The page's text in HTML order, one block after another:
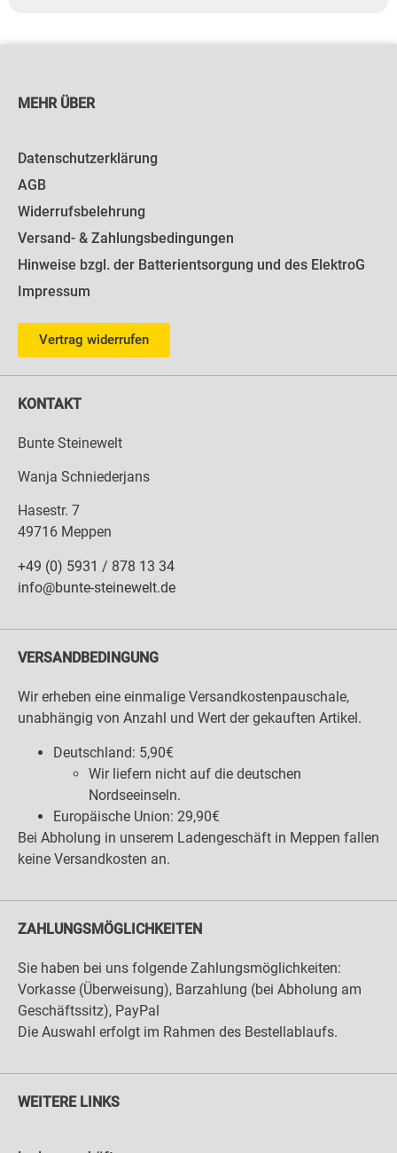
MEHR ÜBER
Datenschutzerklärung
AGB
Widerrufsbelehrung
Versand- & Zahlungsbedingungen
Hinweise bzgl. der Batterientsorgung und des ElektroG
Impressum
Vertrag widerrufen
KONTAKT
Bunte Steinewelt
Wanja Schniederjans
Hasestr. 7
49716 Meppen
+49 (0) 5931 / 878 13 34
info@bunte-steinewelt.de
VERSANDBEDINGUNG
Wir erheben eine einmalige Versandkostenpauschale,
unabhängig von Anzahl und Wert der gekauften Artikel.
Deutschland: 5,90€
Wir liefern nicht auf die deutschen
Nordseeinseln.
Europäische Union: 29,90€
Bei Abholung in unserem Ladengeschäft in Meppen fallen
keine Versandkosten an.
ZAHLUNGSMÖGLICHKEITEN
Sie haben bei uns folgende Zahlungsmöglichkeiten:
Vorkasse (Überweisung), Barzahlung (bei Abholung am
Geschäftssitz), PayPal
Die Auswahl erfolgt im Rahmen des Bestellablaufs.
WEITERE LINKS